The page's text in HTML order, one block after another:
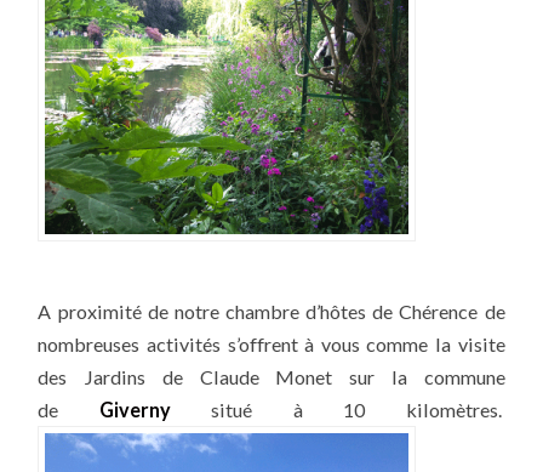
A proximité de notre chambre d’hôtes de Chérence de
nombreuses activités s’offrent à vous comme la visite
des Jardins de Claude Monet sur la commune
de Givernysitué à 10 kilomètres.